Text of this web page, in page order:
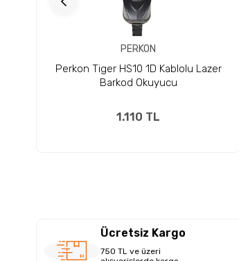
PERKON
Perkon Tiger HS10 1D Kablolu Lazer
Barkod Okuyucu
1.110 TL
Ücretsiz Kargo
750 TL ve üzeri